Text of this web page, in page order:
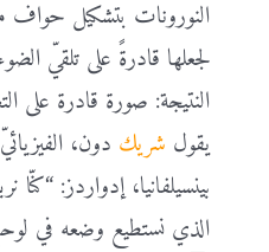
النورونات بتشكيل حواف
لجعلها قادرةً على تلقيّ
النتيجة: صورة قادرة على
يقول شريك دون،
بينسيلفانيا، إدواردز:
الذي نستطيع وضعه في